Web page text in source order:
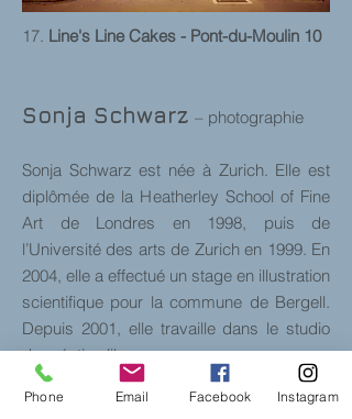
17. Line's Line Cakes - Pont-du-Moulin 10
Sonja Schwarz – photographie
Sonja Schwarz est née à Zurich. Elle est
diplômée de la Heatherley School of Fine
Art de Londres en 1998, puis de
l’Université des arts de Zurich en 1999. En
2004, elle a effectué un stage en illustration
scientifique pour la commune de Bergell.
Depuis 2001, elle travaille dans le studio
de création libre.
Les connexions et les liens des synapses,
photographiés et reflétées, si fragiles et si
Phone Email Facebook Instagram